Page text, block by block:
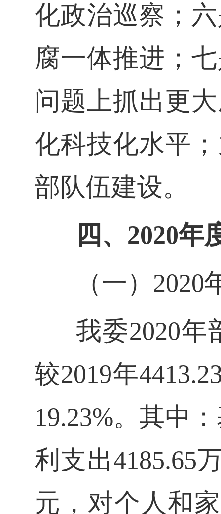
化政治巡察；
腐一体推进；
问题上抓出更
化科技化水平；
部队伍建设。
四、2020年
（一）
我委2020年
较2019年
19.23%。其中
利支出4185.65
元，对个人和